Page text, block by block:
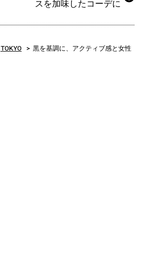
スを加味したコーデに
TOKYO
黒を基調に、アクティブ感と女性